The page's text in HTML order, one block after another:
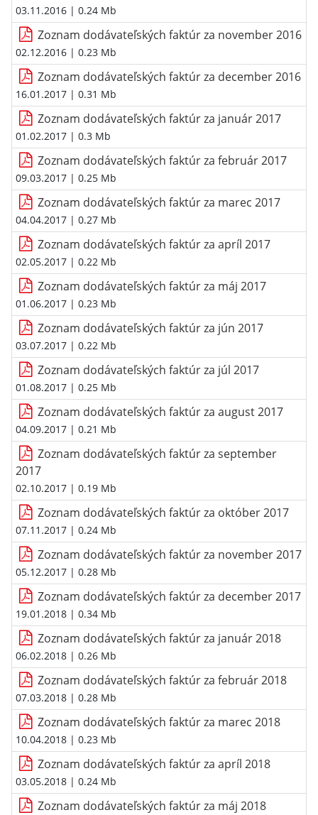
03.11.2016 | 0.24 Mb
Zoznam dodávateľských faktúr za november 2016
02.12.2016 | 0.23 Mb
Zoznam dodávateľských faktúr za december 2016
16.01.2017 | 0.31 Mb
Zoznam dodávateľských faktúr za január 2017
01.02.2017 | 0.3 Mb
Zoznam dodávateľských faktúr za február 2017
09.03.2017 | 0.25 Mb
Zoznam dodávateľských faktúr za marec 2017
04.04.2017 | 0.27 Mb
Zoznam dodávateľských faktúr za apríl 2017
02.05.2017 | 0.22 Mb
Zoznam dodávateľských faktúr za máj 2017
01.06.2017 | 0.23 Mb
Zoznam dodávateľských faktúr za jún 2017
03.07.2017 | 0.22 Mb
Zoznam dodávateľských faktúr za júl 2017
01.08.2017 | 0.25 Mb
Zoznam dodávateľských faktúr za august 2017
04.09.2017 | 0.21 Mb
Zoznam dodávateľských faktúr za september
2017
02.10.2017 | 0.19 Mb
Zoznam dodávateľských faktúr za október 2017
07.11.2017 | 0.24 Mb
Zoznam dodávateľských faktúr za november 2017
05.12.2017 | 0.28 Mb
Zoznam dodávateľských faktúr za december 2017
19.01.2018 | 0.34 Mb
Zoznam dodávateľských faktúr za január 2018
06.02.2018 | 0.26 Mb
Zoznam dodávateľských faktúr za február 2018
07.03.2018 | 0.28 Mb
Zoznam dodávateľských faktúr za marec 2018
10.04.2018 | 0.23 Mb
Zoznam dodávateľských faktúr za apríl 2018
03.05.2018 | 0.24 Mb
Zoznam dodávateľských faktúr za máj 2018